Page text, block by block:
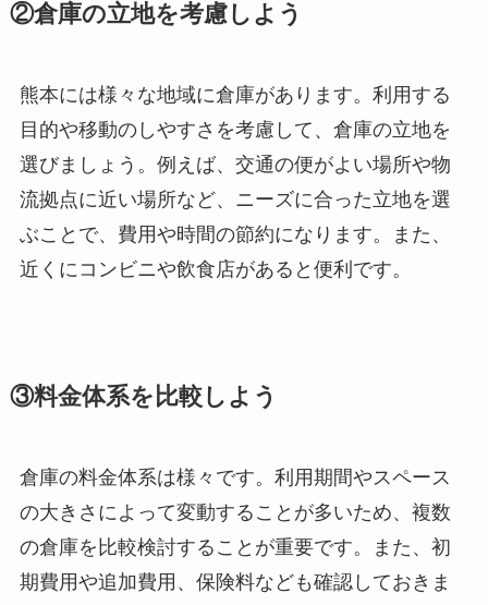
②倉庫の立地を考慮しよう
熊本には様々な地域に倉庫があります。利用する
目的や移動のしやすさを考慮して、倉庫の立地を
選びましょう。例えば、交通の便がよい場所や物
流拠点に近い場所など、ニーズに合った立地を選
ぶことで、費用や時間の節約になります。また、
近くにコンビニや飲食店があると便利です。
③料金体系を比較しよう
倉庫の料金体系は様々です。利用期間やスペース
の大きさによって変動することが多いため、複数
の倉庫を比較検討することが重要です。また、初
期費用や追加費用、保険料なども確認しておきま